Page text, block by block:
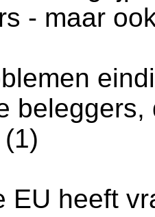
- maar
EU heeft